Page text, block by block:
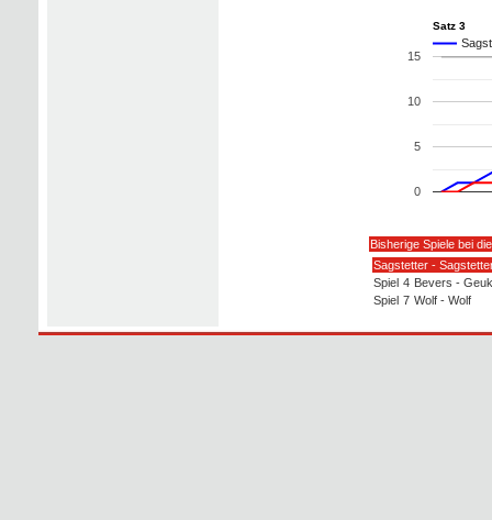
Satz 3
0
5
10
15
Bisherige Spiele bei
Sagstetter -
Spiel 4 Bevers -
Spiel 7 Wolf - Wolf